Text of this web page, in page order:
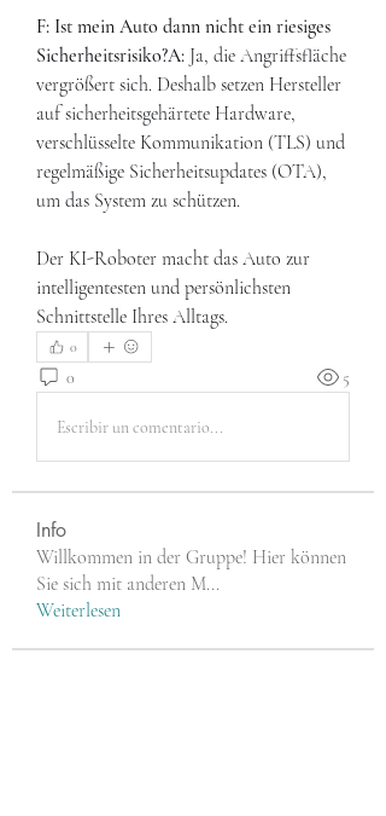
F: Ist mein Auto dann nicht ein riesiges
Sicherheitsrisiko?A: Ja, die Angriffsfläche
vergrößert sich. Deshalb setzen Hersteller
auf sicherheitsgehärtete Hardware,
verschlüsselte Kommunikation (TLS) und
regelmäßige Sicherheitsupdates (OTA),
um das System zu schützen.
Der KI-Roboter macht das Auto zur
intelligentesten und persönlichsten
Schnittstelle Ihres Alltags.
0
0 5
Escribir un comentario...
Info
Willkommen in der Gruppe! Hier können
Sie sich mit anderen M...
Weiterlesen